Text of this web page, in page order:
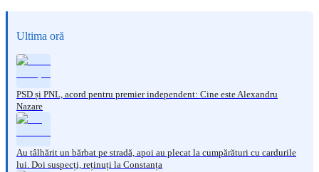
Ultima oră
PSD și PNL, acord pentru premier independent: Cine este Alexandru
Nazare
Au tâlhărit un bărbat pe stradă, apoi au plecat la cumpărături cu cardurile
lui. Doi suspecți, reținuți la Constanța